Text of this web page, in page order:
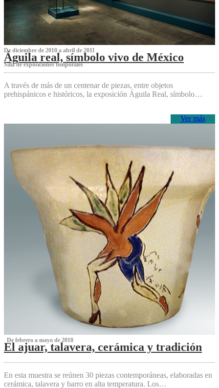
De diciembre de 2010 a abril de 2011
Águila real, símbolo vivo de México
Sala de exposiciones temporales
A través de más de un centenar de piezas, entre objetos
prehispánicos e históricos, la exposición Águila Real, símbolo…
Ver más
‌ De febrero a mayo de 2018
El ajuar, talavera, cerámica y tradición
‌
En esta muestra se reúnen 30 piezas contemporáneas, elaboradas en
cerámica, talavera y barro en alta temperatura. Los…